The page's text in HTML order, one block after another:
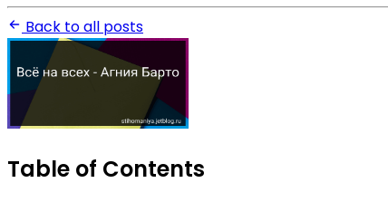
Back to all posts
Table of Contents